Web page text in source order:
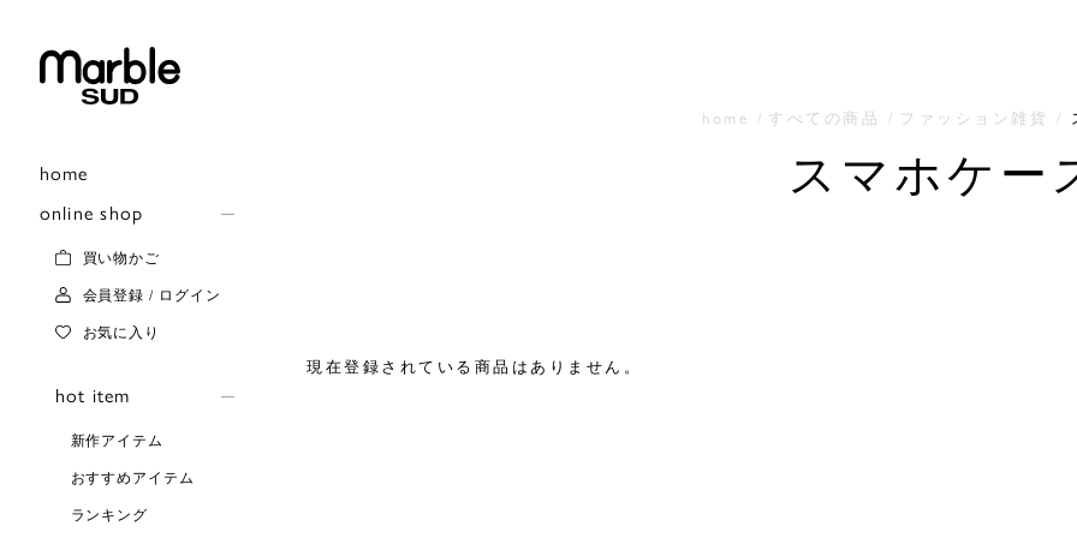
home
online shop
買い物かご
会員登録 / ログイン
お気に入り
hot item
新作アイテム
おすすめアイテム
ランキング
home すべての商品 ファッション雑貨
スマホケー
現在登録されている商品はありません。